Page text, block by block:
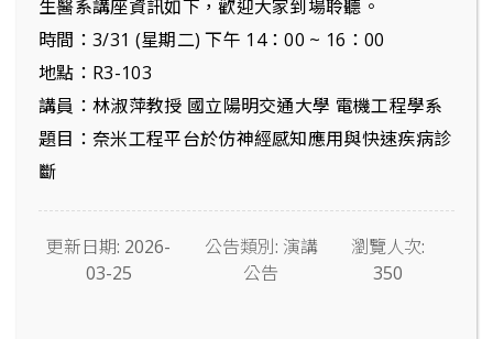
生醫系講座資訊如下，歡迎大家到場聆聽。
時間：3/31 (星期二) 下午 14：00 ~ 16：00
地點：R3-103
講員：林淑萍教授 國立陽明交通大學 電機工程學系
題目：奈米工程平台於仿神經感知應用與快速疾病診
斷
更新日期: 2026-
03-25
公告類別: 演講
公告
瀏覽人次:
350